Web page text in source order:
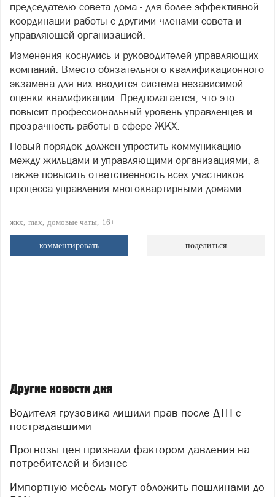
председателю совета дома - для более эффективной
координации работы с другими членами совета и
управляющей организацией.
Изменения коснулись и руководителей управляющих
компаний. Вместо обязательного квалификационного
экзамена для них вводится система независимой
оценки квалификации. Предполагается, что это
повысит профессиональный уровень управленцев и
прозрачность работы в сфере ЖКХ.
Новый порядок должен упростить коммуникацию
между жильцами и управляющими организациями, а
также повысить ответственность всех участников
процесса управления многоквартирными домами.
жкх max домовые чаты 16+
комментировать поделиться
Другие новости дня
Водителя грузовика лишили прав после ДТП с
пострадавшими
Прогнозы цен признали фактором давления на
потребителей и бизнес
Импортную мебель могут обложить пошлинами до